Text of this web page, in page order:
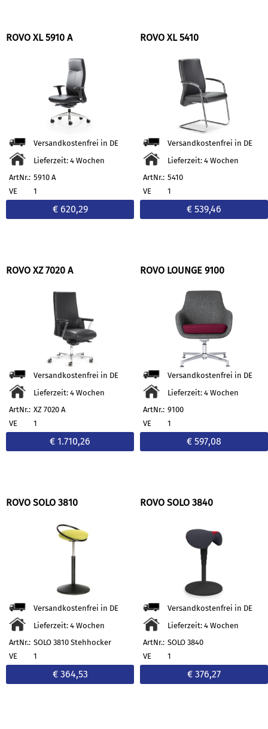
ROVO XL 5910 A
Versandkostenfrei in DE
Lieferzeit: 4 Wochen
ArtNr.: 5910 A
VE
1
€ 620,29
ROVO XL 5410
Versandkostenfrei in DE
Lieferzeit: 4 Wochen
ArtNr.: 5410
VE
1
€ 539,46
ROVO XZ 7020 A
Versandkostenfrei in DE
Lieferzeit: 4 Wochen
ArtNr.: XZ 7020 A
VE
1
€ 1.710,26
ROVO LOUNGE 9100
Versandkostenfrei in DE
Lieferzeit: 4 Wochen
ArtNr.: 9100
VE
1
€ 597,08
ROVO SOLO 3810
Versandkostenfrei in DE
Lieferzeit: 4 Wochen
ArtNr.: SOLO 3810 Stehhocker
VE
1
€ 364,53
ROVO SOLO 3840
Versandkostenfrei in DE
Lieferzeit: 4 Wochen
ArtNr.: SOLO 3840
VE
1
€ 376,27